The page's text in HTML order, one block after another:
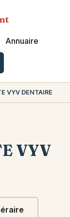
Annuaire
VYV DENTAIRE
VYV